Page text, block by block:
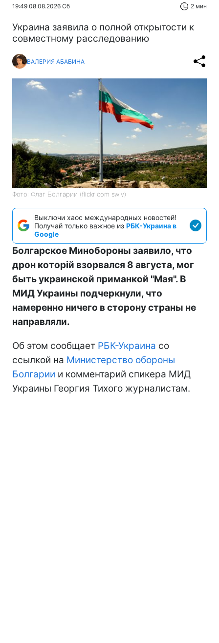
19:49 08.08.2026 Сб 2 мин
Украина заявила о полной открытости к
совместному расследованию
ВАЛЕРИЯ АБАБИНА
Фото: Флаг Болгарии (flickr com swiv)
Выключи хаос международных новостей!
Получай только важное из РБК-Украина в
Google
Болгарское Минобороны заявило, что
дрон которій взорвался 8 августа, мог
быть украинской приманкой "Мая". В
МИД Украины подчеркнули, что
намеренно ничего в сторону страны не
направляли.
Об этом сообщает РБК-Украина со
ссылкой на Министерство обороны
Болгарии и комментарий спикера МИД
Украины Георгия Тихого журналистам.